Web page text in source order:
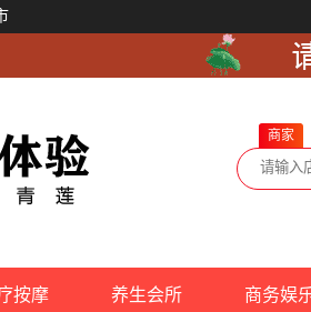
商家
按摩 养生会所 商务娱